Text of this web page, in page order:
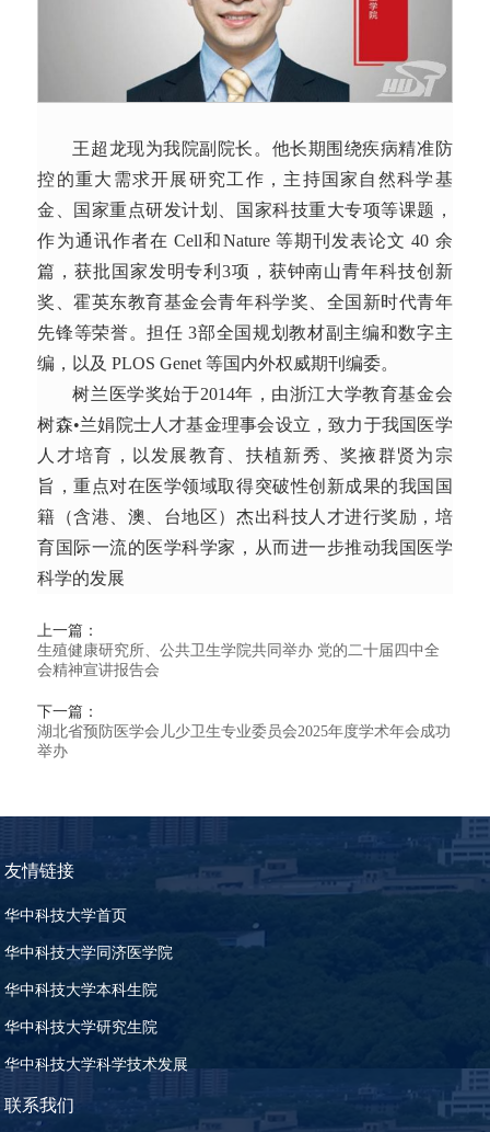
王超龙现为我院副院长。他长期围绕疾病精准防
控的重大需求开展研究工作，主持国家自然科学基
金、国家重点研发计划、国家科技重大专项等课题，
作为通讯作者在 Cell和Nature 等期刊发表论文 40 余
篇，获批国家发明专利3项，获钟南山青年科技创新
奖、霍英东教育基金会青年科学奖、全国新时代青年
先锋等荣誉。担任 3部全国规划教材副主编和数字主
编，以及 PLOS Genet 等国内外权威期刊编委。
树兰医学奖始于2014年，由浙江大学教育基金会
树森•兰娟院士人才基金理事会设立，致力于我国医学
人才培育，以发展教育、扶植新秀、奖掖群贤为宗
旨，重点对在医学领域取得突破性创新成果的我国国
籍（含港、澳、台地区）杰出科技人才进行奖励，培
育国际一流的医学科学家，从而进一步推动我国医学
科学的发展
上一篇：
生殖健康研究所、公共卫生学院共同举办 党的二十届四中全
会精神宣讲报告会
下一篇：
湖北省预防医学会儿少卫生专业委员会2025年度学术年会成功
举办
友情链接
华中科技大学首页
华中科技大学同济医学院
华中科技大学本科生院
华中科技大学研究生院
华中科技大学科学技术发展
联系我们